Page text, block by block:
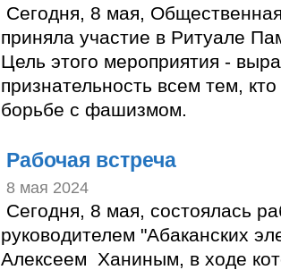
Сегодня, 8 мая,
приняла участие в Ритуале
Цель этого мероприятия -
признательность всем тем,
борьбе с фашизмом.
Рабочая вcтреча
8 мая 2024
Сегодня, 8 мая, состоялась
руководителем "Абаканских
Алексеем Ханиным, в ходе